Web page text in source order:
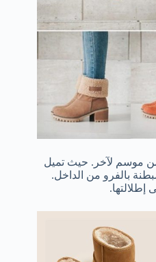
من موسم لآخر. حيث تميل
بالفرو من الداخل.